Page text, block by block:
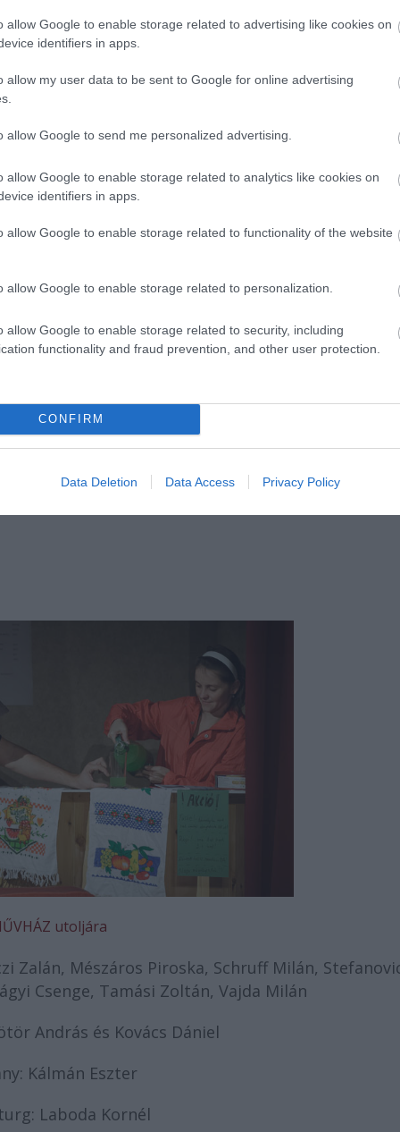
allow Google to enable storage related to advertising like cookies on
identifiers in apps.
allow my user data to be sent to Google for online advertising
allow Google to send me personalized advertising.
allow Google to enable storage related to analytics like cookies on
identifiers in apps.
allow Google to enable storage related to functionality of the website
allow Google to enable storage related to personalization.
allow Google to enable storage related to security, including
functionality and fraud prevention, and other user protection.
CONFIRM
Data Deletion Data Access Privacy Policy
thriller-vígjáték sorozat, színházi sitcom. A
és lecseréljük a már régóta nem használt
c. előadásunk jelmezeit?
Angéla jelmezeit is viselheted a
utoljára
Zalán, Mészáros Piroska, Schruff Milán,
Csenge, Tamási Zoltán, Vajda Milán
András és Kovács Dániel
Kálmán Eszter
Laboda Kornél